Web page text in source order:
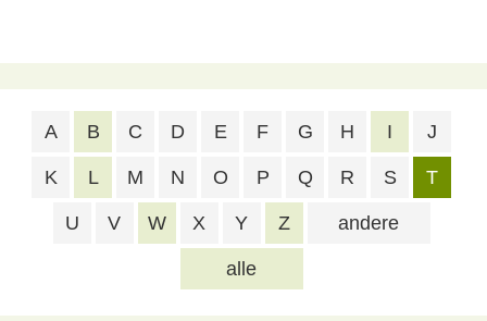
alle
A B C D E F G H I J
K L M N O P Q R S T
U V W X Y Z andere